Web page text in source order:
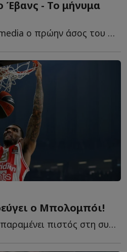
Έβανς - Το μήνυμα
Τι έγραψε στα social media o πρώην άσος του Ο...
ο Μπολομπόι!
Ο Τζόελ Μπολομπόι παραμένει πιστός στη συμφωνία του μ...